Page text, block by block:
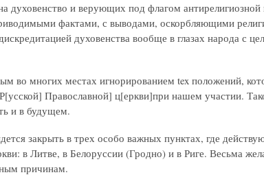
духовенство и верующих под флагом антирелигиозной
фактами, с выводами, оскорбляющими
духовенства вообще в глазах народа с
во многих местах игнорированием tex положений,
Православной] ц[еркви]при нашем участии.
и в будущем.
закрыть в трех особо важных пунктах, где
в Литве, в Белоруссии (Гродно) и в Риге. Весьма
причинам.